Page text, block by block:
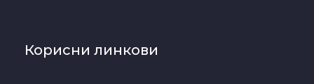
Корисни линкови